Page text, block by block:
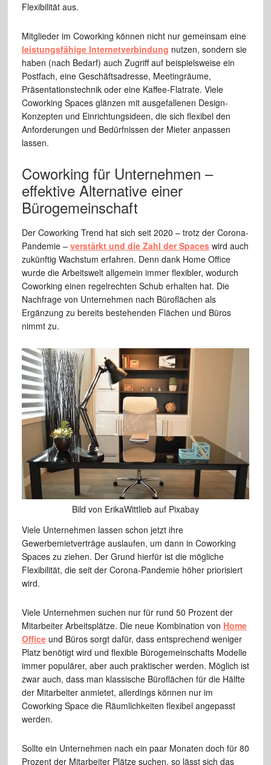
Flexibilität aus.
Mitglieder im Coworking können nicht nur gemeinsam eine
leistungsfähige Internetverbindung nutzen, sondern sie
haben (nach Bedarf) auch Zugriff auf beispielsweise ein
Postfach, eine Geschäftsadresse, Meetingräume,
Präsentationstechnik oder eine Kaffee-Flatrate. Viele
Coworking Spaces glänzen mit ausgefallenen Design-
Konzepten und Einrichtungsideen, die sich flexibel den
Anforderungen und Bedürfnissen der Mieter anpassen
lassen.
Coworking für Unternehmen –
effektive Alternative einer
Bürogemeinschaft
Der Coworking Trend hat sich seit 2020 – trotz der Corona-
Pandemie – verstärkt und die Zahl der Spaceswird auch
zukünftig Wachstum erfahren. Denn dank Home Office
wurde die Arbeitswelt allgemein immer flexibler, wodurch
Coworking einen regelrechten Schub erhalten hat. Die
Nachfrage von Unternehmen nach Büroflächen als
Ergänzung zu bereits bestehenden Flächen und Büros
nimmt zu.
Bild von ErikaWittlieb auf Pixabay
Viele Unternehmen lassen schon jetzt ihre
Gewerbemietverträge auslaufen, um dann in Coworking
Spaces zu ziehen. Der Grund hierfür ist die mögliche
Flexibilität, die seit der Corona-Pandemie höher priorisiert
wird.
Viele Unternehmen suchen nur für rund 50 Prozent der
Mitarbeiter Arbeitsplätze. Die neue Kombination von Home
Officeund Büros sorgt dafür, dass entsprechend weniger
Platz benötigt wird und flexible Bürogemeinschafts Modelle
immer populärer, aber auch praktischer werden. Möglich ist
zwar auch, dass man klassische Büroflächen für die Hälfte
der Mitarbeiter anmietet, allerdings können nur im
Coworking Space die Räumlichkeiten flexibel angepasst
werden.
Sollte ein Unternehmen nach ein paar Monaten doch für 80
Prozent der Mitarbeiter Plätze suchen, so lässt sich das